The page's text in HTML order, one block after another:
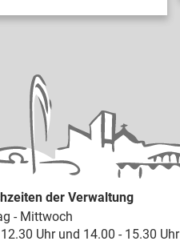
der Verwaltung
- Mittwoch
Uhr und 14.00 - 15.30 Uhr